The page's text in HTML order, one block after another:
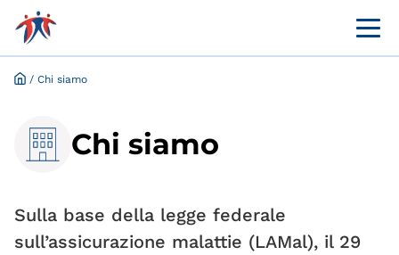
Menü
/ Chi siamo
Chi siamo
Sulla base della legge federale
sull’assicurazione malattie (LAMal), il 29